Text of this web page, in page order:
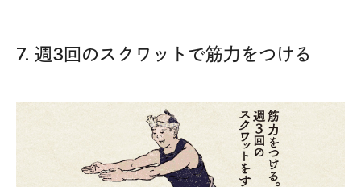
7. 週3回のスクワットで筋力をつける